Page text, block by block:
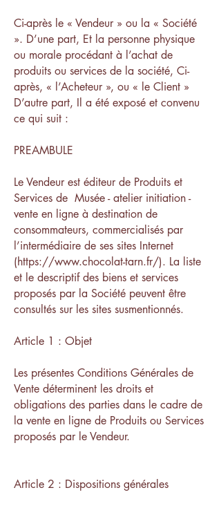
Ci-après le « Vendeur » ou la « Société
». D’une part, Et la personne physique
ou morale procédant à l’achat de
produits ou services de la société, Ci-
après, « l’Acheteur », ou « le Client »
D’autre part, Il a été exposé et convenu
ce qui suit :
PREAMBULE
Le Vendeur est éditeur de Produits et
Services de Musée - atelier initiation -
vente en ligne à destination de
consommateurs, commercialisés par
l’intermédiaire de ses sites Internet
(https://www.chocolat-tarn.fr/). La liste
et le descriptif des biens et services
proposés par la Société peuvent être
consultés sur les sites susmentionnés.
Article 1 : Objet
Les présentes Conditions Générales de
Vente déterminent les droits et
obligations des parties dans le cadre de
la vente en ligne de Produits ou Services
proposés par le Vendeur.
Article 2 : Dispositions générales